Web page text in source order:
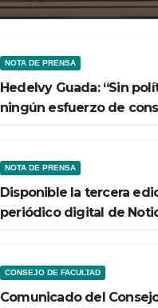
NOTA DE PRENSA
Hedelvy Guada: “Sin
ningún esfuerzo de
NOTA DE PRENSA
Disponible la tercera
periódico digital de
CONSEJO DE FACULTAD
Comunicado del